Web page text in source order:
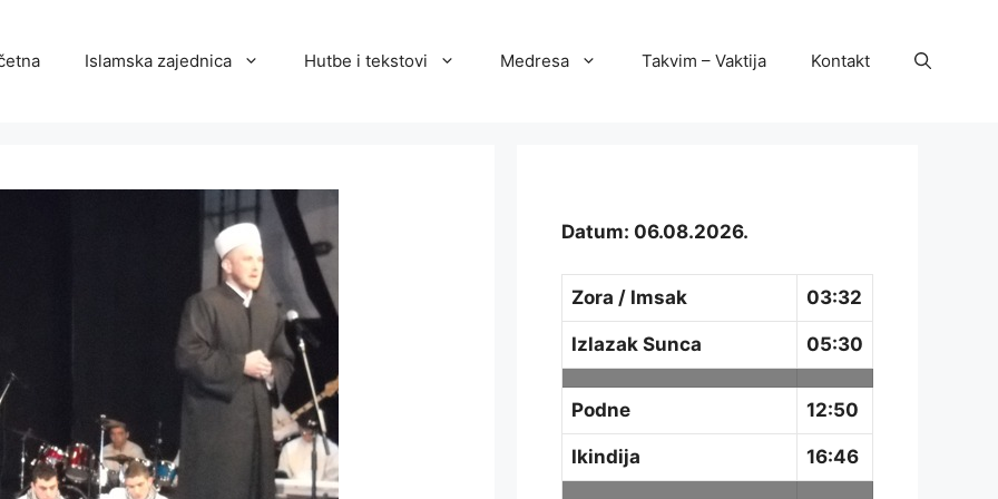
Islamska zajednica Hutbe i tekstovi Medresa Takvim – Vaktija Kontakt
Datum: 06.08.2026.
Zora / Imsak 03:32
Izlazak Sunca 05:30
Podne 12:50
Ikindija 16:46